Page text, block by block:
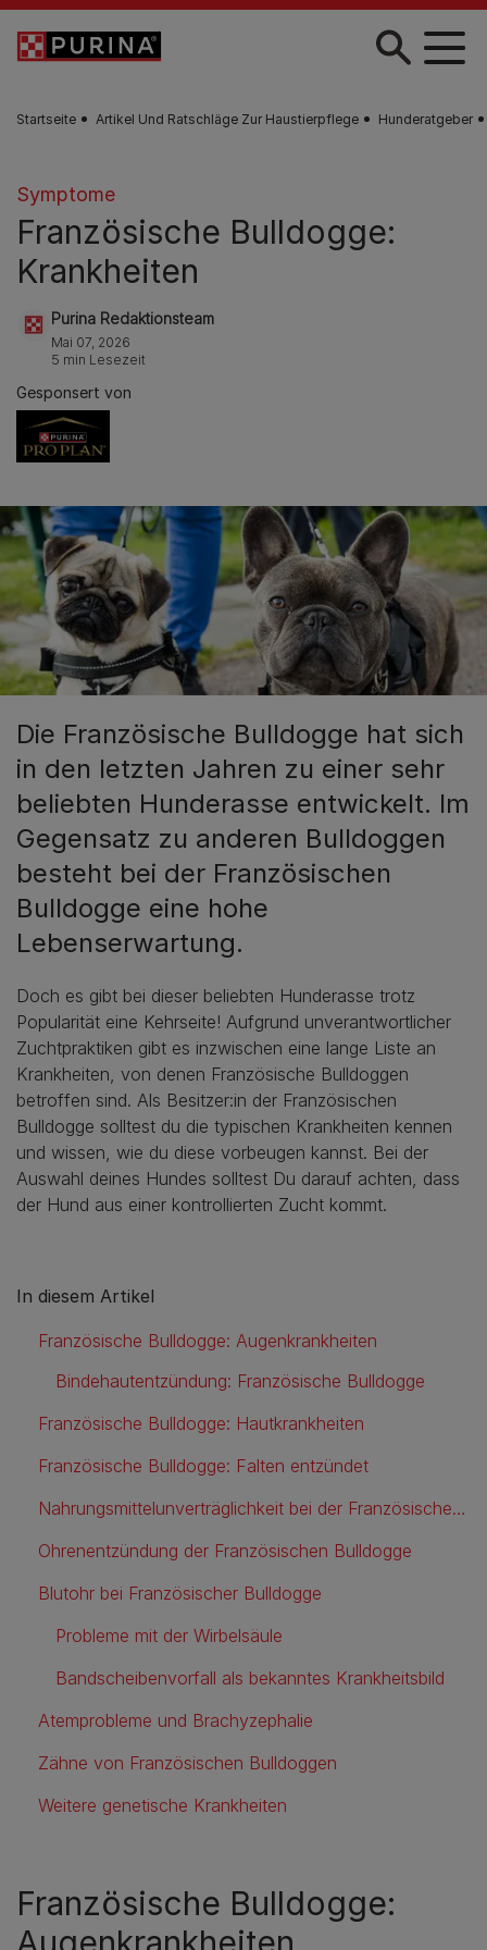
Zum Hauptinhalt springen
Startseite Artikel Und Ratschläge Zur Haustierpflege Hunderatgeber
Symptome
Französische Bulldogge:
Krankheiten
Purina Redaktionsteam
Mai 07, 2026
5 min Lesezeit
Gesponsert von
Die Französische Bulldogge hat sich
in den letzten Jahren zu einer sehr
beliebten Hunderasse entwickelt. Im
Gegensatz zu anderen Bulldoggen
besteht bei der Französischen
Bulldogge eine hohe
Lebenserwartung.
Doch es gibt bei dieser beliebten Hunderasse trotz
Popularität eine Kehrseite! Aufgrund unverantwortlicher
Zuchtpraktiken gibt es inzwischen eine lange Liste an
Krankheiten, von denen Französische Bulldoggen
betroffen sind. Als Besitzer:in der Französischen
Bulldogge solltest du die typischen Krankheiten kennen
und wissen, wie du diese vorbeugen kannst. Bei der
Auswahl deines Hundes solltest Du darauf achten, dass
der Hund aus einer kontrollierten Zucht kommt.
In diesem Artikel
Französische Bulldogge: Augenkrankheiten
Bindehautentzündung: Französische Bulldogge
Französische Bulldogge: Hautkrankheiten
Französische Bulldogge: Falten entzündet
Nahrungsmittelunverträglichkeit bei der Französischen Bulldogge
Ohrenentzündung der Französischen Bulldogge
Blutohr bei Französischer Bulldogge
Probleme mit der Wirbelsäule
Bandscheibenvorfall als bekanntes Krankheitsbild
Atemprobleme und Brachyzephalie
Zähne von Französischen Bulldoggen
Weitere genetische Krankheiten
Französische Bulldogge: